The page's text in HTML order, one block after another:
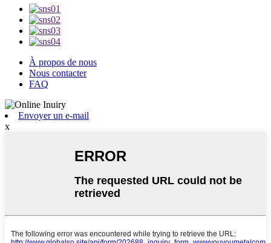
À propos de nous
Nous contacter
FAQ
Envoyer un e-mail
x